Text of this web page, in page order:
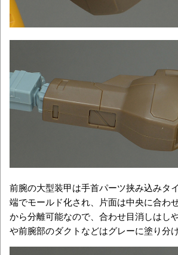
前腕の大型装甲は手首パーツ挟み込みタ
端でモールド化され、片面は中央に合わ
から分離可能なので、合わせ目消しはし
や前腕部のダクトなどはグレーに塗り分